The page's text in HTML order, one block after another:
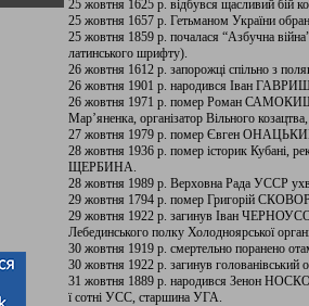
25 жовтня 1625 р. відбувся щасливий
25 жовтня 1657 р. Гетьманом України
25 жовтня 1859 р. почалася “Азбучна
латинського шрифту).
26 жовтня 1612 р. запорожці спільно з
26 жовтня 1901 р. народився Іван
26 жовтня 1971 р. помер Роман
Мар’яненка, організатор Вільного
27 жовтня 1979 р. помер Євген
28 жовтня 1936 р. помер історик Кубані,
ЩЕРБИНА.
28 жовтня 1989 р. Верховна Рада УССР
29 жовтня 1794 р. помер Григорій
29 жовтня 1922 р. загинув Іван
Лебединського полку Холодноярської
30 жовтня 1919 р. смертельно
30 жовтня 1922 р. загинув
31 жовтня 1889 р. народився Зенон
ї сотні УСС, старшина УГА.